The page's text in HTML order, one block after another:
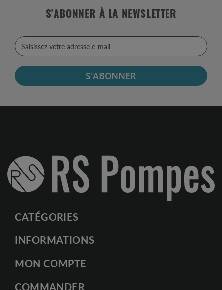
S'ABONNER À LA NEWSLETTER
S'ABONNER
CATÉGORIES
INFORMATIONS
MON COMPTE
COMMANDER